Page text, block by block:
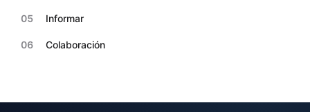
05 Informar
06 Colaboración